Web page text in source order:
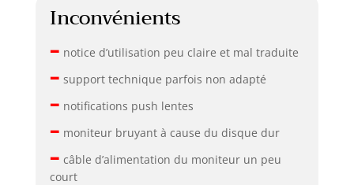
experte. N'hésitez
contacter à tout
l'utilisation.
Inconvénients
– notice d’utilisation peu claire et mal traduite
– support technique parfois non adapté
– notifications push lentes
– moniteur bruyant à cause du disque dur
– câble d’alimentation du moniteur un peu
court